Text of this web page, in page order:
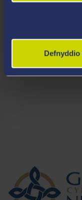
PARTNER
Gwasanaeth